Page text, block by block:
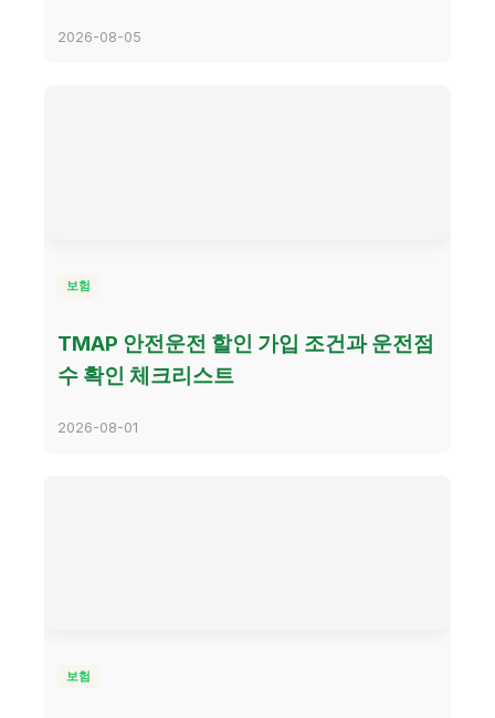
2026-08-05
보험
TMAP 안전운전 할인 가입 조건과 운전점
수 확인 체크리스트
2026-08-01
보험